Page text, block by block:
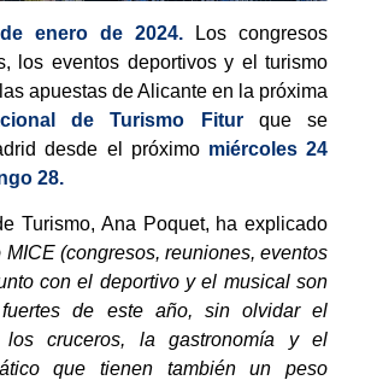
enero de 2024.
Los congresos
los eventos deportivos y el turismo
apuestas de Alicante en la próxima
de Turismo Fiturque se
desde el próximo miércoles 24
28.
Turismo, Ana Poquet, ha explicado
MICE (congresos, reuniones, eventos
con el deportivo y el musical son
de este año, sin olvidar el
los cruceros, la gastronomía y el
que tienen también un peso